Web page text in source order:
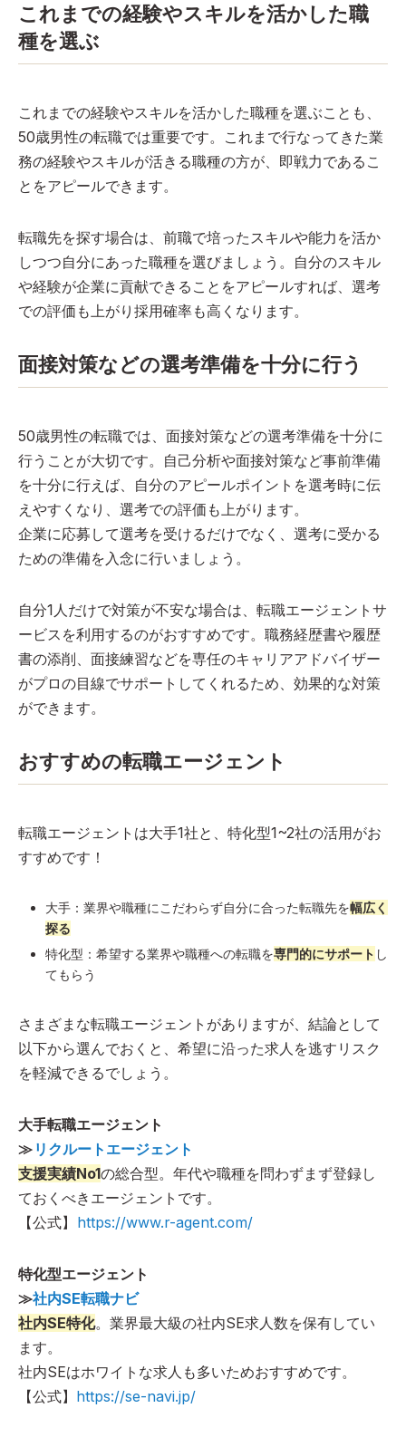
これまでの経験やスキルを活かした職
種を選ぶ
これまでの経験やスキルを活かした職種を選ぶことも、
50歳男性の転職では重要です。これまで行なってきた業
務の経験やスキルが活きる職種の方が、即戦力であるこ
とをアピールできます。
転職先を探す場合は、前職で培ったスキルや能力を活か
しつつ自分にあった職種を選びましょう。自分のスキル
や経験が企業に貢献できることをアピールすれば、選考
での評価も上がり採用確率も高くなります。
面接対策などの選考準備を十分に行う
50歳男性の転職では、面接対策などの選考準備を十分に
行うことが大切です。自己分析や面接対策など事前準備
を十分に行えば、自分のアピールポイントを選考時に伝
えやすくなり、選考での評価も上がります。
企業に応募して選考を受けるだけでなく、選考に受かる
ための準備を入念に行いましょう。
自分1人だけで対策が不安な場合は、転職エージェントサ
ービスを利用するのがおすすめです。職務経歴書や履歴
書の添削、面接練習などを専任のキャリアアドバイザー
がプロの目線でサポートしてくれるため、効果的な対策
ができます。
おすすめの転職エージェント
転職エージェントは大手1社と、特化型1~2社の活用がお
すすめです！
大手：業界や職種にこだわらず自分に合った転職先を幅広く
探る
特化型：希望する業界や職種への転職を専門的にサポート し
てもらう
さまざまな転職エージェントがありますが、結論として
以下から選んでおくと、希望に沿った求人を逃すリスク
を軽減できるでしょう。
大手転職エージェント
≫ リクルートエージェント
支援実績No1の総合型。年代や職種を問わずまず登録し
ておくべきエージェントです。
【公式】 https://www.r-agent.com/
特化型エージェント
≫社内SE転職ナビ
社内SE特化。業界最大級の社内SE求人数を保有してい
ます。
社内SEはホワイトな求人も多いためおすすめです。
【公式】 https://se-navi.jp/